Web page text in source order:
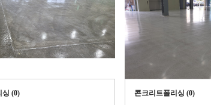
싱 (0) 콘크리트폴리싱 (0)